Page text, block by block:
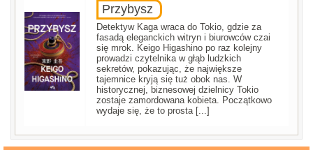
Przybysz
Detektyw Kaga wraca do Tokio, gdzie za
fasadą eleganckich witryn i biurowców czai
się mrok. Keigo Higashino po raz kolejny
prowadzi czytelnika w głąb ludzkich
sekretów, pokazując, że największe
tajemnice kryją się tuż obok nas. W
historycznej, biznesowej dzielnicy Tokio
zostaje zamordowana kobieta. Początkowo
wydaje się, że to prosta [...]